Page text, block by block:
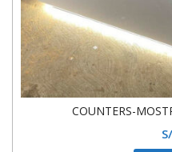
COUNTERS-
S/